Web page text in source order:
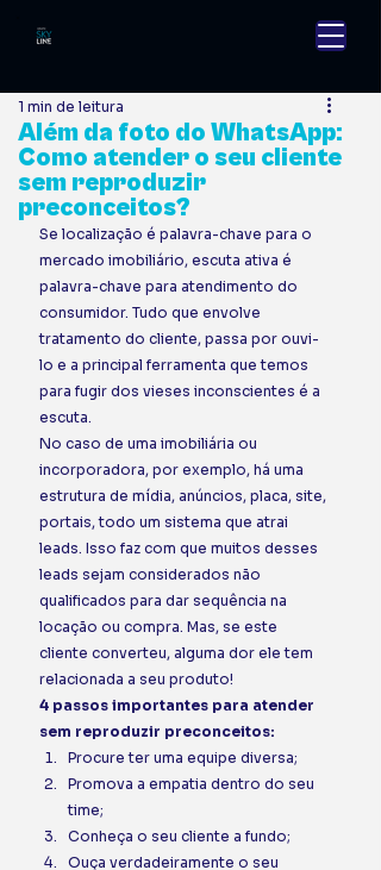
Além da foto do WhatsApp:
Como atender o seu cliente
sem reproduzir
preconceitos?
1 min de leitura
Se localização é palavra-chave para o
mercado imobiliário, escuta ativa é
palavra-chave para atendimento do
consumidor. Tudo que envolve
tratamento do cliente, passa por ouvi-
lo e a principal ferramenta que temos
para fugir dos vieses inconscientes é a
escuta.
No caso de uma imobiliária ou
incorporadora, por exemplo, há uma
estrutura de mídia, anúncios, placa, site,
portais, todo um sistema que atrai
leads. Isso faz com que muitos desses
leads sejam considerados não
qualificados para dar sequência na
locação ou compra. Mas, se este
cliente converteu, alguma dor ele tem
relacionada a seu produto!
4 passos importantes para atender
sem reproduzir preconceitos:
Procure ter uma equipe diversa;
Promova a empatia dentro do seu
time;
Conheça o seu cliente a fundo;
Ouça verdadeiramente o seu